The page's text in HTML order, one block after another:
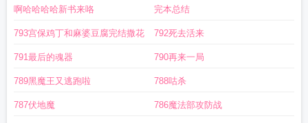
沃茨的德鲁伊大师无错 霍格沃茨的德鲁伊大师笔趣阁
书伤眼 霍格沃茨的德鲁伊大师起点中文网 霍格沃茨的德鲁伊大师无极
的德鲁伊大师女主是谁
霍格沃茨的德鲁伊大师 最新章节 无弹窗
眼霍格沃茨的德鲁伊大师免费阅读 霍格沃茨的德鲁伊大师百度百科
德鲁伊大师有声
霍格沃茨的德鲁伊大师女主霍格沃茨的德鲁伊大师 在线阅读
啊哈哈哈哈新书来咯 完本总结
793宫保鸡丁和麻婆豆腐完结撒花 792死去活来
791最后的魂器 790再来一局
789黑魔王又逃跑啦 788咕杀
787伏地魔 786魔法部攻防战